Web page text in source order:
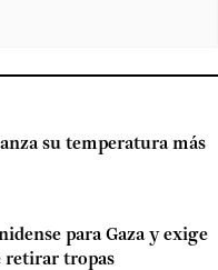
su temperatura más
para Gaza y exige
retirar tropas